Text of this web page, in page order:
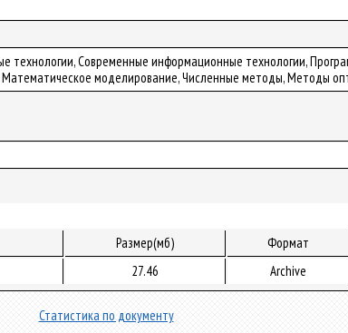
технологии, Современные информационные технологии,
моделирование, Численные методы, Методы
Размер(мб)
Формат
27.46 Archive
Статистика по документу